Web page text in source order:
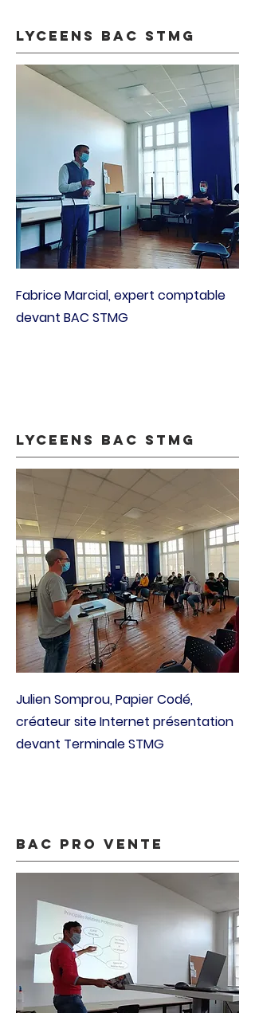
lyceens bac stmg
Fabrice Marcial, expert comptable
devant BAC STMG
lyceens bac stmg
Julien Somprou, Papier Codé,
créateur site Internet présentation
devant Terminale STMG
bac pro vente